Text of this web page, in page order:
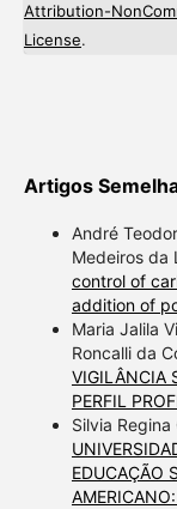
Attribution-
License.
Artigos
André
Medeiros da
control of
addition of
Maria Jalila
Roncalli da
VIGILÂNCIA
PERFIL
Silvia
EDUCAÇÃO